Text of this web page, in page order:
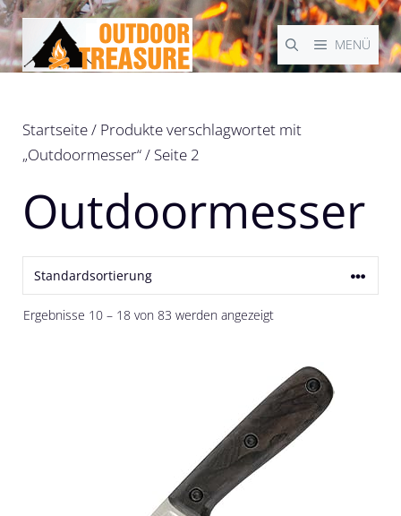
Zum
Inhalt
springen
MENÜ
Startseite/ Produkte verschlagwortet mit
„Outdoormesser“/ Seite 2
Outdoormesser
Ergebnisse 10 – 18 von 83 werden angezeigt